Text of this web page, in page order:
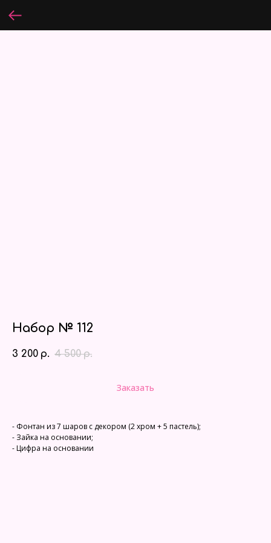
Набор № 112
3 200 р. 4 500 р.
Заказать
- Фонтан из 7 шаров с декором (2 хром + 5 пастель);
- Зайка на основании;
- Цифра на основании